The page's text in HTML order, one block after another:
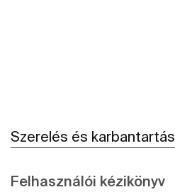
Szerelés és karbantartás
Felhasználói kézikönyv